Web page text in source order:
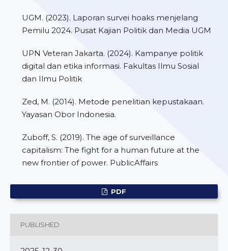
UGM. (2023). Laporan survei hoaks menjelang
Pemilu 2024. Pusat Kajian Politik dan Media UGM
UPN Veteran Jakarta. (2024). Kampanye politik
digital dan etika informasi. Fakultas Ilmu Sosial
dan Ilmu Politik
Zed, M. (2014). Metode penelitian kepustakaan.
Yayasan Obor Indonesia.
Zuboff, S. (2019). The age of surveillance
capitalism: The fight for a human future at the
new frontier of power. PublicAffairs
PDF
PUBLISHED